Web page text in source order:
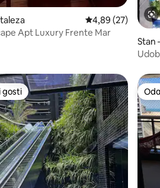
recenzija: 44 Prosječna
4,89 (27)
Apt Luxury Frente Mar
Stan
gosti
gosti